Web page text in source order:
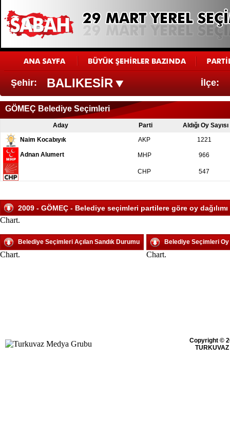
Şehir: BALIKESİR İlçe:
GÖMEÇ Belediye Seçimleri
Aday Parti
Aldığı Oy Sayısı
Naim Kocabıyık
AKP 1221
Adnan Alumert MHP 966
CHP 547
2009 - GÖMEÇ - Belediye seçimleri partilere göre oy dağılımı
Chart.
Belediye Seçimleri Açılan Sandık Durumu
Chart.
Belediye Seçimleri
Chart.
Copyright ©